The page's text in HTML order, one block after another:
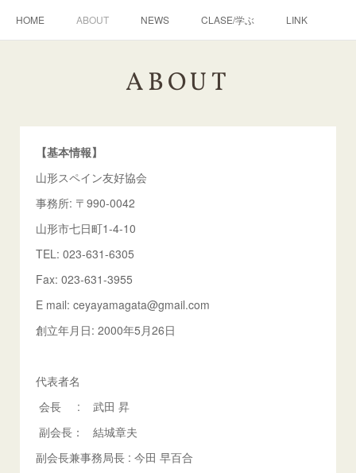
HOME ABOUT NEWS CLASE/学ぶ LINK
ABOUT
【基本情報】
山形スペイン友好協会
事務所: 〒990-0042
山形市七日町1-4-10
TEL: 023-631-6305
Fax: 023-631-3955
E mail: ceyayamagata@gmail.com
創立年月日: 2000年5月26日
代表者名
会長 : 武田 昇
副会長： 結城章夫
副会長兼事務局長 : 今田 早百合